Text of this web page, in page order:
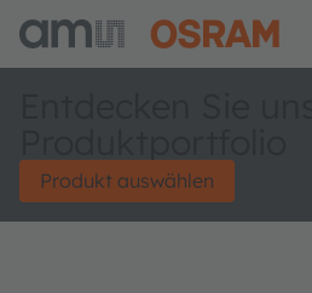
Produkt auswählen